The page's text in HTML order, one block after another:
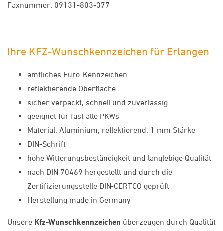
Faxnummer: 09131-803-377
Ihre KFZ-Wunschkennzeichen für Erlangen
amtliches Euro-Kennzeichen
reflektierende Oberfläche
sicher verpackt, schnell und zuverlässig
geeignet für fast alle PKWs
Material: Aluminium, reflektierend, 1 mm Stärke
DIN-Schrift
hohe Witterungsbeständigkeit und langlebige Qualität
nach DIN 70469 hergestellt und durch die
Zertifizierungsstelle DIN-CERTCO geprüft
Herstellung made in Germany
Unsere Kfz-Wunschkennzeichen überzeugen durch Qualität